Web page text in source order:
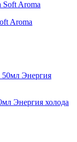
Aroma
Энергия холода